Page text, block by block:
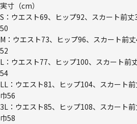
実寸（cm）
S：ウエスト69、ヒップ92、スカート前
50
M：ウエスト73、ヒップ96、スカート前
52
L：ウエスト77、ヒップ100、スカート前
54
LL：ウエスト81、ヒップ104、スカート
巾56
3L：ウエスト85、ヒップ108、スカート
巾58